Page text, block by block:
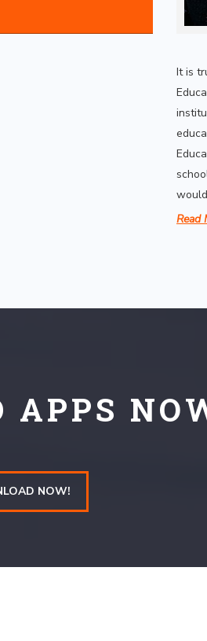
It is
Read
APPS
NOW!